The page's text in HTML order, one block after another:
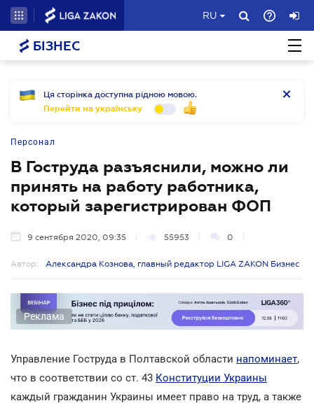
RU
БІЗНЕС
Ця сторінка доступна рідною мовою.
Перейти на українську
Персонал
В Гоструда разъяснили, можно ли
принять на работу работника,
который зарегистрирован ФОП
9 сентября 2020, 09:35 55953 0
Автор: Александра Кознова, главный редактор LIGA ZAKON Бизнес
Реклама
Управление Гоструда в Полтавской области напоминает,
что в соответствии со ст. 43 Конституции Украины
каждый гражданин Украины имеет право на труд, а также